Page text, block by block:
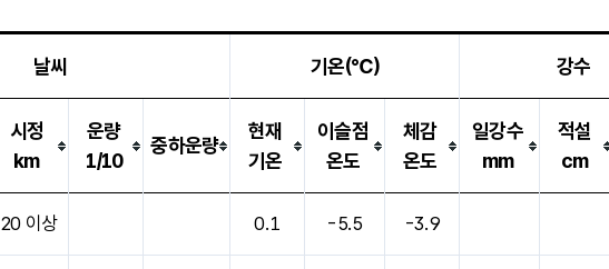
날씨 기온(℃) 강수
시정
km
운량
1/10
중하운량
현재
기온
이슬점
온도
체감
온도
일강수
mm
적설
cm
20 이상 0.1 -5.5 -3.9